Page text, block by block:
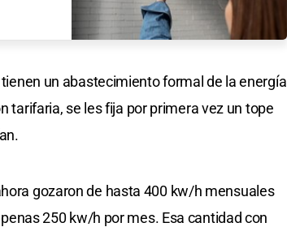
un abastecimiento formal de la energía
tarifaria, se les fija por primera vez un tope
gozaron de hasta 400 kw/h mensuales
250 kw/h por mes. Esa cantidad con